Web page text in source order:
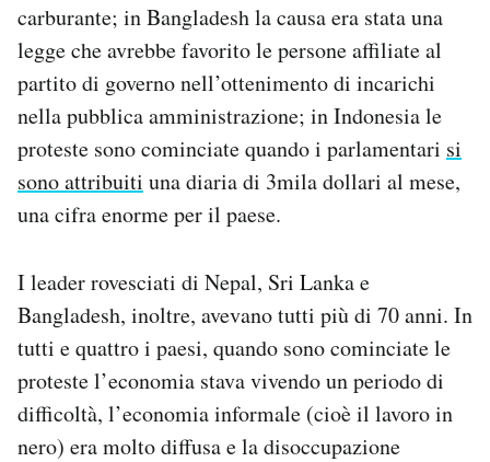
carburante; in Bangladesh la causa era stata una
legge che avrebbe favorito le persone affiliate al
partito di governo nell’ottenimento di incarichi
nella pubblica amministrazione; in Indonesia le
proteste sono cominciate quando i parlamentari si
sono attribuiti una diaria di 3mila dollari al mese,
una cifra enorme per il paese.
I leader rovesciati di Nepal, Sri Lanka e
Bangladesh, inoltre, avevano tutti più di 70 anni. In
tutti e quattro i paesi, quando sono cominciate le
proteste l’economia stava vivendo un periodo di
difficoltà, l’economia informale (cioè il lavoro in
nero) era molto diffusa e la disoccupazione